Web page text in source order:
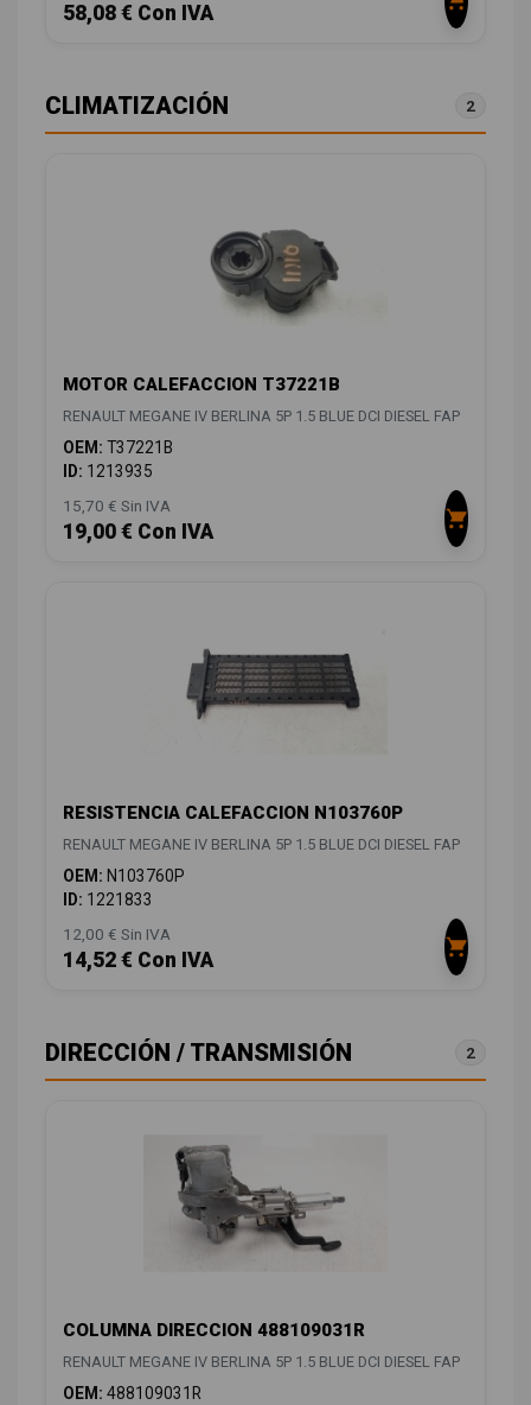
58,08 € Con IVA
CLIMATIZACIÓN 2
MOTOR CALEFACCION T37221B
RENAULT MEGANE IV BERLINA 5P 1.5 BLUE DCI DIESEL FAP
OEM: T37221B
ID: 1213935
15,70 € Sin IVA
19,00 € Con IVA
RESISTENCIA CALEFACCION N103760P
RENAULT MEGANE IV BERLINA 5P 1.5 BLUE DCI DIESEL FAP
OEM: N103760P
ID: 1221833
12,00 € Sin IVA
14,52 € Con IVA
DIRECCIÓN / TRANSMISIÓN 2
COLUMNA DIRECCION 488109031R
RENAULT MEGANE IV BERLINA 5P 1.5 BLUE DCI DIESEL FAP
OEM: 488109031R